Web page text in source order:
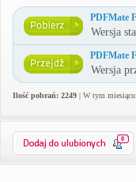
PDFMate
Wersja
PDFMate
Wersja
Ilość pobrań: 2249 | W tym
0